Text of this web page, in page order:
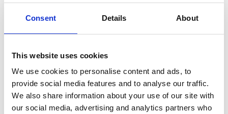
Consent Details About
This website uses cookies
We use cookies to personalise content and ads, to
provide social media features and to analyse our traffic.
We also share information about your use of our site with
our social media, advertising and analytics partners who
Björnman lopettaa.
Konserniviestintä
Lisätietoja:
Tommi Björnman, toimitusjohtaja, Suominen Oyj
Haastattelupyynnöt: Emilia Peltola, viestintä- ja
sijoittajasuhdejohtaja, puh. 050 540 9747